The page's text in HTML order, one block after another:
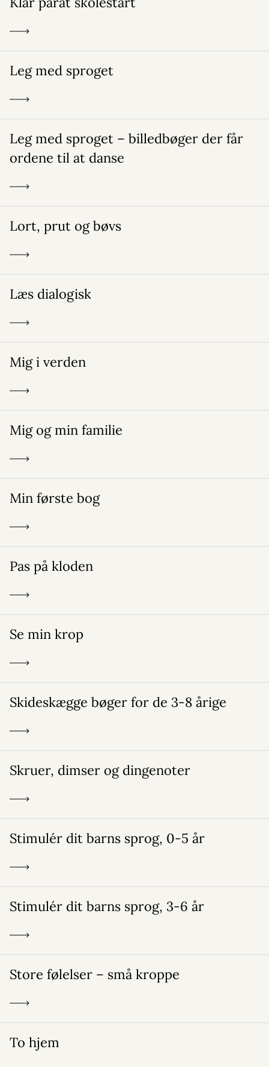
Leg med sproget
Leg med sproget – billedbøger der får
ordene til at danse
Lort, prut og bøvs
Læs dialogisk
Mig i verden
Mig og min familie
Min første bog
Pas på kloden
Se min krop
Skideskægge bøger for de 3-8 årige
Skruer, dimser og dingenoter
Stimulér dit barns sprog, 0-5 år
Stimulér dit barns sprog, 3-6 år
Store følelser – små kroppe
To hjem